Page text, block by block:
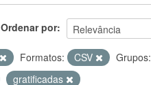
Ordenar por
Formatos: CSV
Grupos:
gratificadas